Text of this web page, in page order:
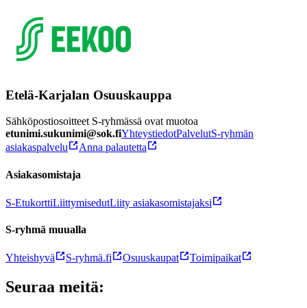
Etelä-Karjalan Osuuskauppa
Sähköpostiosoitteet S-ryhmässä ovat muotoa
etunimi.sukunimi@sok.fiYhteystiedotPalvelutS-ryhmän
asiakaspalvelu
Anna palautetta
Asiakasomistaja
S-EtukorttiLiittymisedutLiity asiakasomistajaksi
S-ryhmä muualla
Yhteishyvä S-ryhmä.fi Osuuskaupat Toimipaikat
Seuraa meitä: